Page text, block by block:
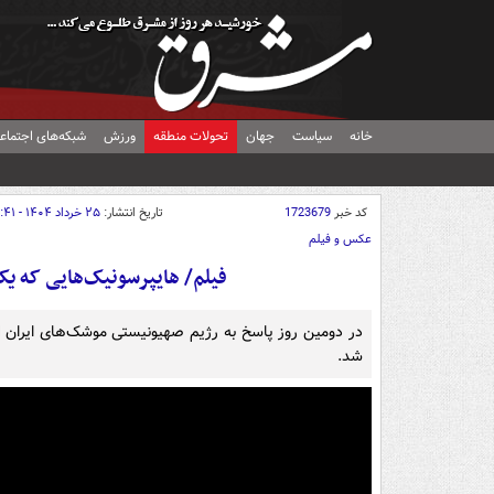
خانه سیاست جهان تحولات منطقه ورزش شبکه‌های
کد خبر1723679 تاریخ انتشار: ۲۵ خرداد ۱۴۰۴ - ۰۰:۴۱
عکس و فیلم
فیلم/ هایپرسونیک‌هایی که
در دومین روز پاسخ به رژیم صهیونیستی موشک‌های
شد.